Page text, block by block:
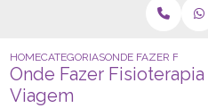
HOMECATEGORIASONDE FAZER
Onde Fazer
Viagem